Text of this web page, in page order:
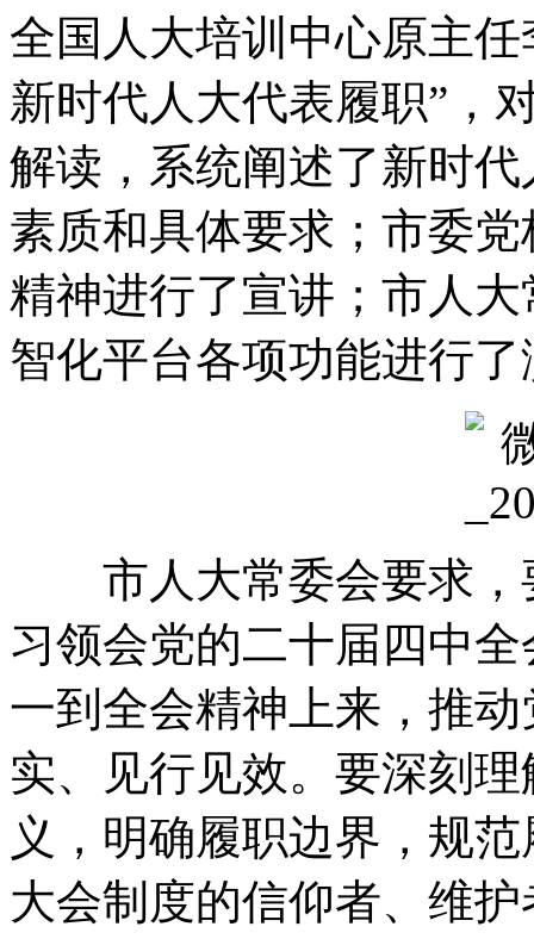
全国人大培训中心原主
新时代人大代表履职” ，
解读 ， 系统阐述了新时
素质和具体要求 ； 市委党
精神进行了宣讲 ； 市人大
智化平台各项功能进行
市人大常委会要求 ，
习领会党的二十届四中全
一到全会精神上来 ， 推动
实、见行见效。 要深刻
义 ， 明确履职边界 ， 规范
大会制度的信仰者、维